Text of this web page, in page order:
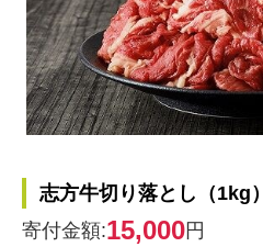
志方牛切り落とし（1kg
寄付金額:15,000円